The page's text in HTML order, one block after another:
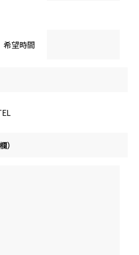
希望時間
）